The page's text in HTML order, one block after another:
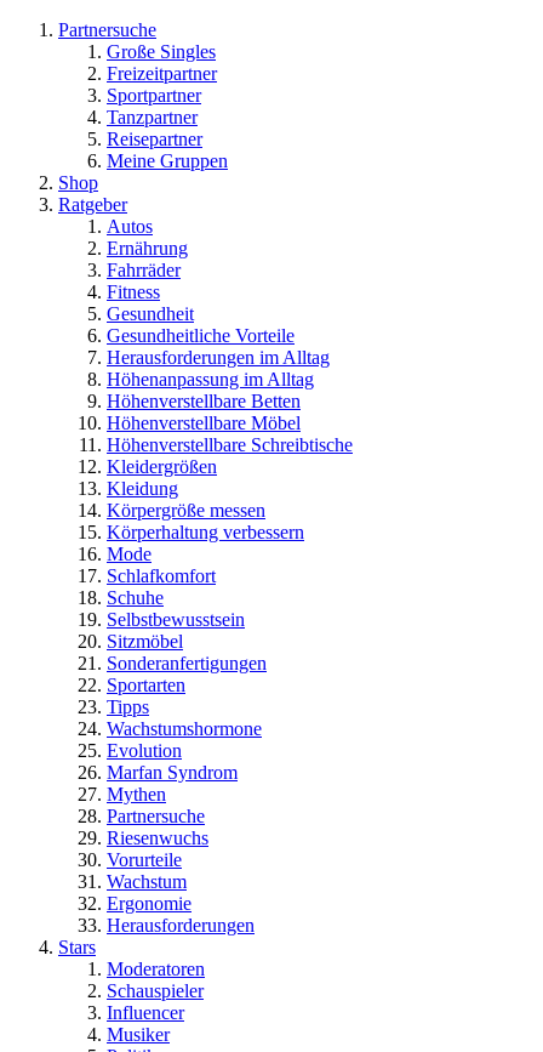
Partnersuche
Große Singles
Freizeitpartner
Sportpartner
Tanzpartner
Reisepartner
Meine Gruppen
Shop
Ratgeber
Autos
Ernährung
Fahrräder
Fitness
Gesundheit
Gesundheitliche Vorteile
Herausforderungen im Alltag
Höhenanpassung im Alltag
Höhenverstellbare Betten
Höhenverstellbare Möbel
Höhenverstellbare Schreibtische
Kleidergrößen
Kleidung
Körpergröße messen
Körperhaltung verbessern
Mode
Schlafkomfort
Schuhe
Selbstbewusstsein
Sitzmöbel
Sonderanfertigungen
Sportarten
Tipps
Wachstumshormone
Evolution
Marfan Syndrom
Mythen
Partnersuche
Riesenwuchs
Vorurteile
Wachstum
Ergonomie
Herausforderungen
Stars
Moderatoren
Schauspieler
Influencer
Musiker